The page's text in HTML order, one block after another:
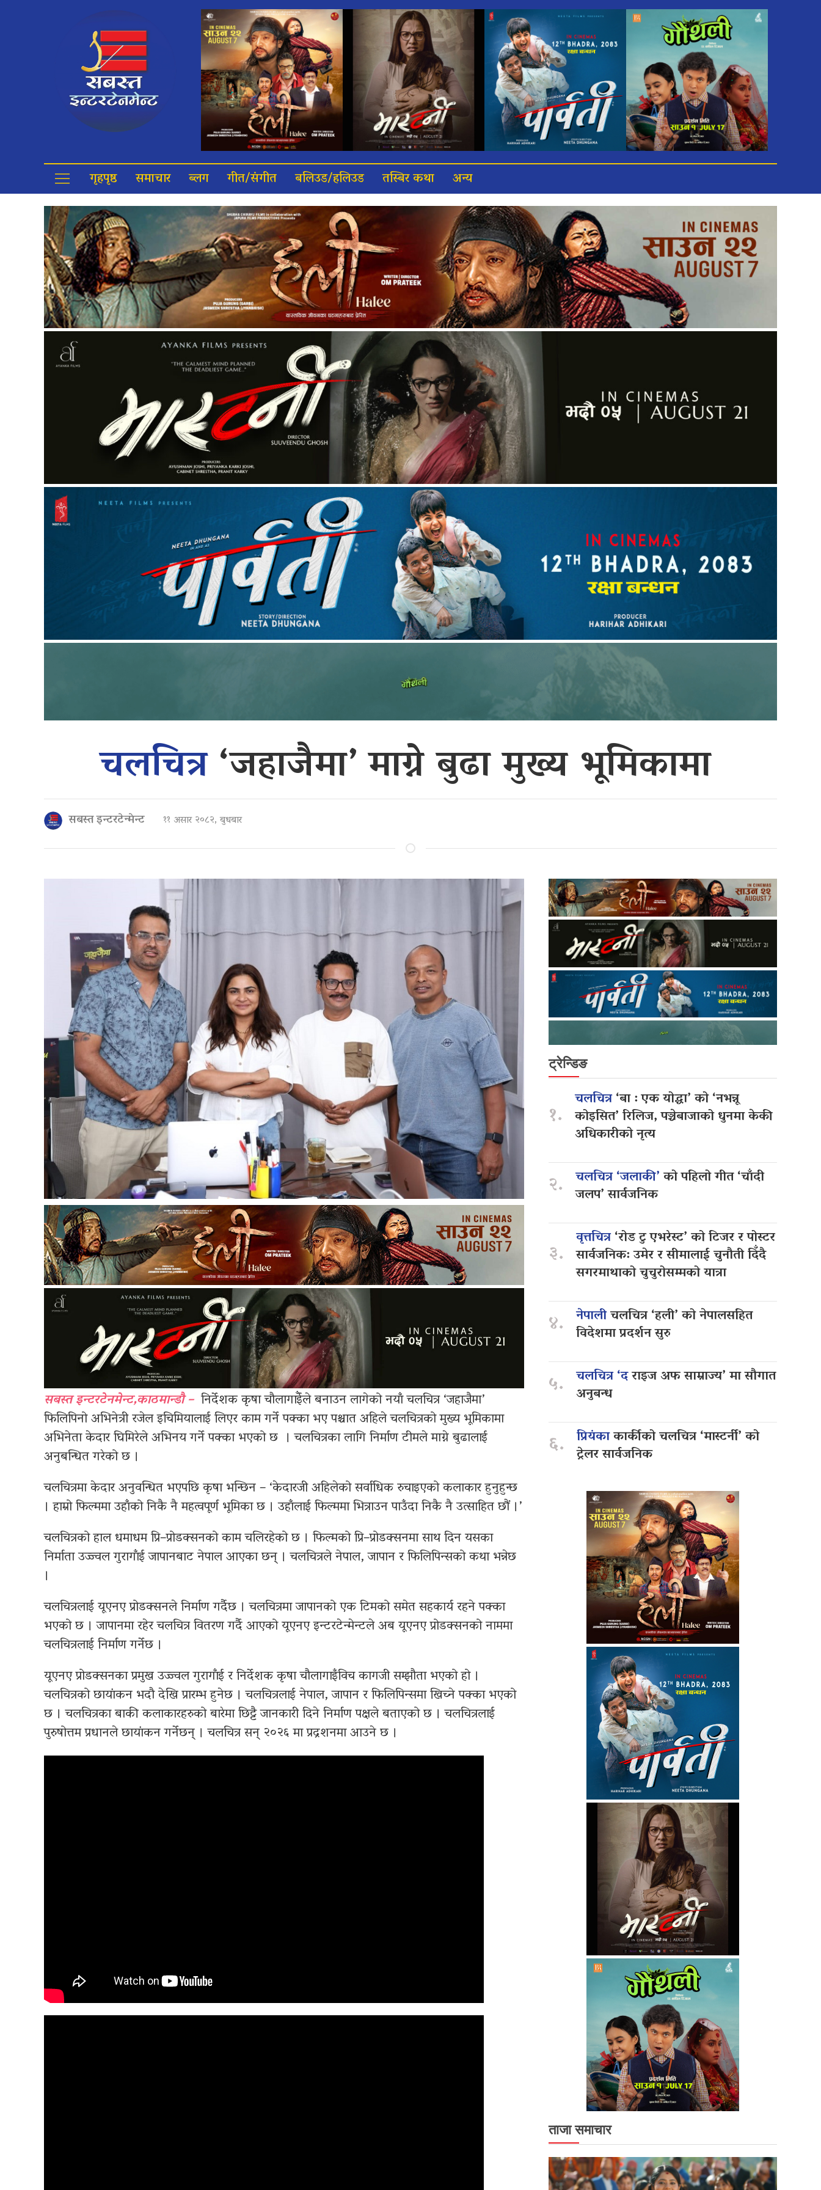
गृहपृष्ठ समाचार ब्लग गीत/संगीत बलिउड/हलिउड तस्बिर कथा अन्य
चलचित्र‘जहाजैमा’ माग्ने बुढा मुख्य भूमिकामा
सबस्त इन्टरटेन्मेन्ट ११ असार २०८२, बुधबार
सबस्त इन्टरटेनमेन्ट,काठमान्डौ – निर्देशक कृषा चौलागाईँले बनाउन लागेको नयाँ चलचित्र ‘जहाजैमा’
फिलिपिनो अभिनेत्री रजेल इचिमियालाई लिएर काम गर्ने पक्का भए पश्चात अहिले चलचित्रको मुख्य भूमिकामा
अभिनेता केदार घिमिरेले अभिनय गर्ने पक्का भएको छ । चलचित्रका लागि निर्माण टीमले माग्ने बुढालाई
अनुबन्धित गरेको छ ।
चलचित्रमा केदार अनुवन्धित भएपछि कृषा भन्छिन – ‘केदारजी अहिलेको सर्वाधिक रुचाइएको कलाकार हुनुहुन्छ
। हाम्रो फिल्ममा उहाँको निकै नै महत्वपूर्ण भूमिका छ । उहाँलाई फिल्ममा भित्राउन पाउँदा निकै नै उत्साहित छौं ।’
चलचित्रको हाल धमाधम प्रि–प्रोडक्सनको काम चलिरहेको छ । फिल्मको प्रि–प्रोडक्सनमा साथ दिन यसका
निर्माता उज्ज्वल गुरागाँई जापानबाट नेपाल आएका छन् । चलचित्रले नेपाल, जापान र फिलिपिन्सको कथा भन्नेछ
।
चलचित्रलाई यूएनए प्रोडक्सनले निर्माण गर्दैछ । चलचित्रमा जापानको एक टिमको समेत सहकार्य रहने पक्का
भएको छ । जापानमा रहेर चलचित्र वितरण गर्दै आएको यूएनए इन्टरटेन्मेन्टले अब यूएनए प्रोडक्सनको नाममा
चलचित्रलाई निर्माण गर्नेछ ।
यूएनए प्रोडक्सनका प्रमुख उज्ज्वल गुरागाँई र निर्देशक कृषा चौलागाइँविच कागजी सम्झौता भएको हो ।
चलचित्रको छायांकन भदौ देखि प्रारम्भ हुनेछ । चलचित्रलाई नेपाल, जापान र फिलिपिन्समा खिच्ने पक्का भएको
छ । चलचित्रका बाकी कलाकारहरुको बारेमा छिट्टै जानकारी दिने निर्माण पक्षले बताएको छ । चलचित्रलाई
पुरुषोत्तम प्रधानले छायांकन गर्नेछन् । चलचित्र सन् २०२६ मा प्रद्रशनमा आउने छ ।
ट्रेन्डिङ
१.
चलचित्र‘बा : एक योद्धा’ को ‘नभन्नू
कोइसित’ रिलिज, पञ्चेबाजाको धुनमा केकी
अधिकारीको नृत्य
२. चलचित्र ‘जलाकी’को पहिलो गीत ‘चाँदी
जलप’ सार्वजनिक
३.
वृत्तचित्र‘रोड टु एभरेस्ट’ को टिजर र पोस्टर
सार्वजनिक: उमेर र सीमालाई चुनौती दिँदै
सगरमाथाको चुचुरोसम्मको यात्रा
४. नेपालीचलचित्र ‘हली’ को नेपालसहित
विदेशमा प्रदर्शन सुरु
५. चलचित्र ‘दराइज अफ साम्राज्य’ मा सौगात
अनुबन्ध
६. प्रियंकाकार्कीको चलचित्र ‘मास्टर्नी’ को
ट्रेलर सार्वजनिक
ताजा समाचार